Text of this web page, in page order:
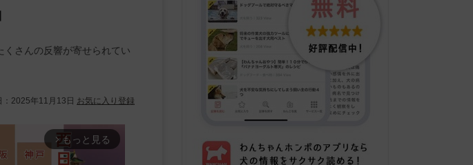
さんの反響が寄せられてい
2025年11月13日 お気に入り登録
arrow_forward_ios もっと見る